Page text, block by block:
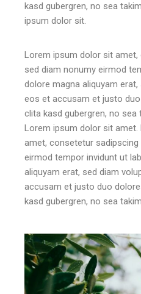
kasd gubergren, no sea
ipsum dolor sit.
Lorem ipsum dolor sit
sed diam nonumy eirmod
dolore magna aliquyam
eos et accusam et justo
clita kasd gubergren, no
Lorem ipsum dolor sit
amet, consetetur
eirmod tempor invidunt ut
aliquyam erat, sed diam
accusam et justo duo
kasd gubergren, no sea